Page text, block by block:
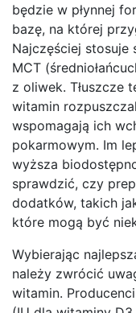
będzie w płynnej
bazę, na której
Najczęściej stosuje
MCT
z oliwek. Tłuszcze
witamin
wspomagają ich
pokarmowym. Im
wyższa
sprawdzić, czy
dodatków, takich
które mogą być
Wybierając
należy zwrócić
witamin.